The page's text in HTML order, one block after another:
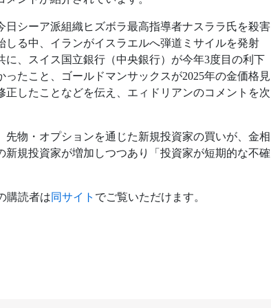
シーア派組織ヒズボラ最高指導者ナスララ氏を殺害
しる中、イランがイスラエルへ弾道ミサイルを発射
、スイス国立銀行（中央銀行）が今年3度目の利下
たこと、ゴールドマンサックスが2025年の金価格見
正したことなどを伝え、エィドリアンのコメントを次
物・オプションを通じた新規投資家の買いが、金相
規投資家が増加しつつあり「投資家が短期的な不確
購読者は同サイト でご覧いただけます。